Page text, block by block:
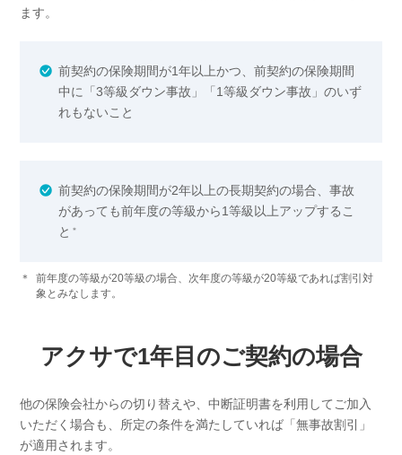
ます。
前契約の保険期間が1年以上かつ、前契約の保険期間
中に「3等級ダウン事故」「1等級ダウン事故」のいず
れもないこと
前契約の保険期間が2年以上の長期契約の場合、事故
があっても前年度の等級から1等級以上アップするこ
と ＊
＊
前年度の等級が20等級の場合、次年度の等級が20等級であれば割引対
象とみなします。
アクサで1年目のご契約の場合
他の保険会社からの切り替えや、中断証明書を利用してご加入
いただく場合も、所定の条件を満たしていれば「無事故割引」
が適用されます。